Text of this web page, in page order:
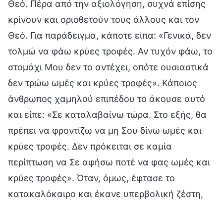
Θεό. Πέρα από την αξιολόγηση, συχνά επίσης
κρίνουν και οριοθετούν τους άλλους και τον
Θεό. Για παράδειγμα, κάποτε είπα: «Γενικά, δεν
τολμώ να φάω κρύες τροφές. Αν τυχόν φάω, το
στομάχι Μου δεν το αντέχει, οπότε ουσιαστικά
δεν τρώω ωμές και κρύες τροφές». Κάποιος
άνθρωπος χαμηλού επιπέδου το άκουσε αυτό
και είπε: «Σε καταλαβαίνω τώρα. Στο εξής, θα
πρέπει να φροντίζω να μη Σου δίνω ωμές και
κρύες τροφές. Δεν πρόκειται σε καμία
περίπτωση να Σε αφήσω ποτέ να φας ωμές και
κρύες τροφές». Όταν, όμως, έφτασε το
κατακαλόκαιρο και έκανε υπερβολική ζέστη,